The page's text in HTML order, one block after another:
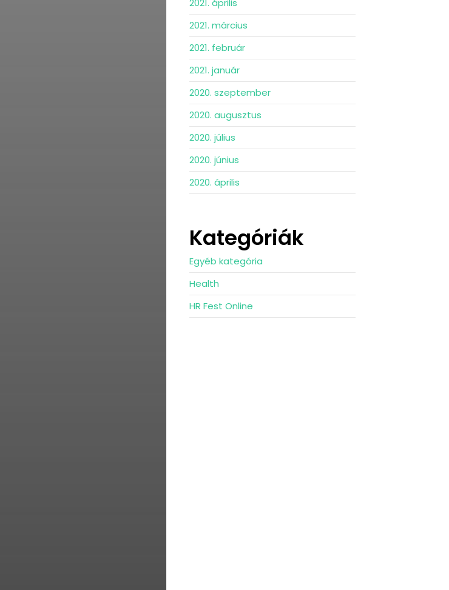
2021. április
2021. március
2021. február
2021. január
2020. szeptember
2020. augusztus
2020. július
2020. június
2020. április
Kategóriák
Egyéb kategória
Health
HR Fest Online